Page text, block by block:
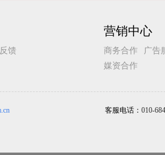
馈
营销中心
商务合作
广告
媒资合作
客服电话： 010-